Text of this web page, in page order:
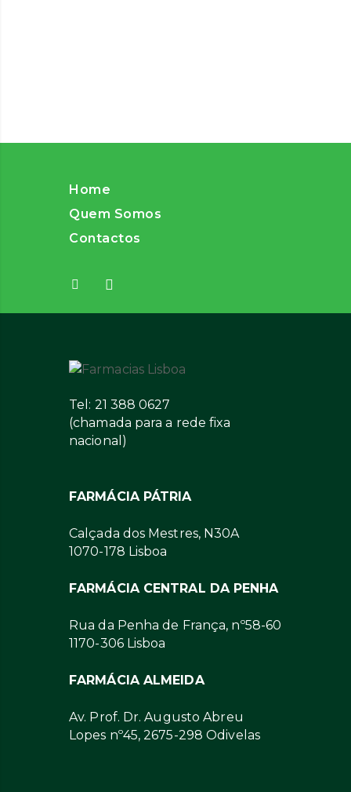
Home
Quem Somos
Contactos
Tel: 21 388 0627
(chamada para a rede fixa
nacional)
FARMÁCIA PÁTRIA
Calçada dos Mestres, N30A
1070-178 Lisboa
FARMÁCIA CENTRAL DA PENHA
Rua da Penha de França, nº58-60
1170-306 Lisboa
FARMÁCIA ALMEIDA
Av. Prof. Dr. Augusto Abreu
Lopes nº45, 2675-298 Odivelas